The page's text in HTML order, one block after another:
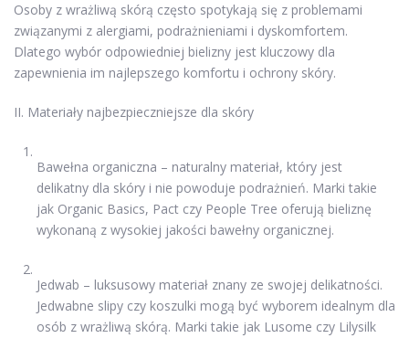
Osoby z wrażliwą skórą często spotykają się z problemami
związanymi z alergiami, podrażnieniami i dyskomfortem.
Dlatego wybór odpowiedniej bielizny jest kluczowy dla
zapewnienia im najlepszego komfortu i ochrony skóry.
II. Materiały najbezpieczniejsze dla skóry
Bawełna organiczna – naturalny materiał, który jest
delikatny dla skóry i nie powoduje podrażnień. Marki takie
jak Organic Basics, Pact czy People Tree oferują bieliznę
wykonaną z wysokiej jakości bawełny organicznej.
Jedwab – luksusowy materiał znany ze swojej delikatności.
Jedwabne slipy czy koszulki mogą być wyborem idealnym dla
osób z wrażliwą skórą. Marki takie jak Lusome czy Lilysilk